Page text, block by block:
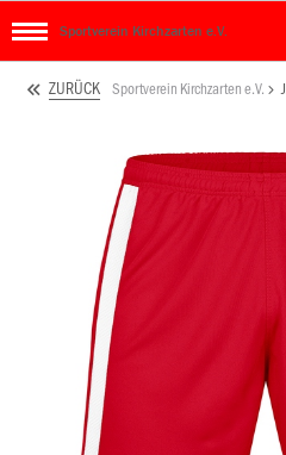
Sportverein Kirchzarten e.V.
ZURÜCK Sportverein Kirchzarten e.V.